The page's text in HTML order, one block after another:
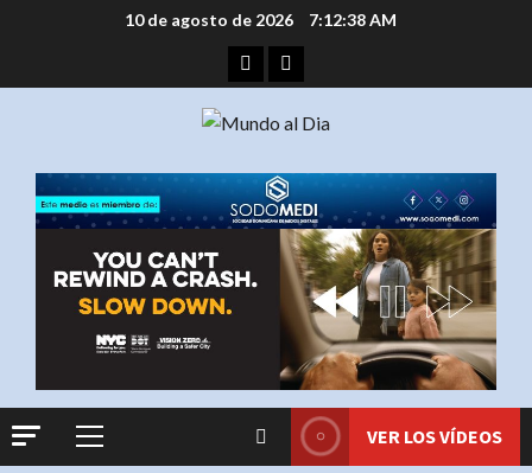
10 de agosto de 2026 7:12:39 AM
FacebookInstagram
Menú
VER LOS VÍDEOS